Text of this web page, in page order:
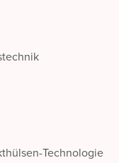
Technologie